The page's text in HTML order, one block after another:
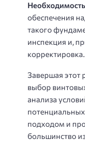
обеспечения
такого
инспекция и,
корректировка.
Завершая этот
выбор
анализа
подходом и
большинство